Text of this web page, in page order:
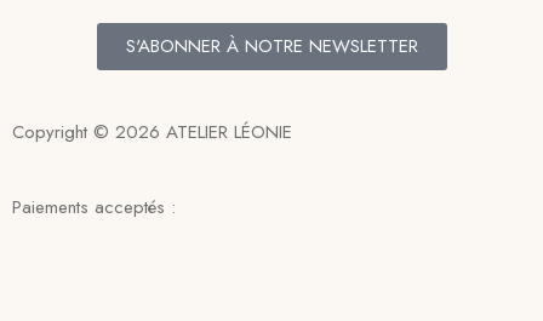
S'ABONNER À NOTRE NEWSLETTER
Copyright © 2026 ATELIER LÉONIE
Paiements acceptés :